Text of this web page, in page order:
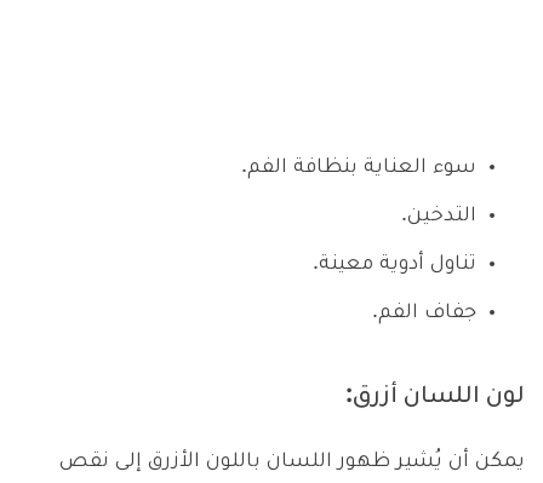
سوء العناية بنظافة الفم.
التدخين.
تناول أدوية معينة.
جفاف الفم.
لون اللسان أزرق:
يمكن أن يُشير ظهور اللسان باللون الأزرق إلى نقص